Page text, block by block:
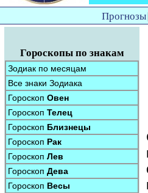
Прогнозы
Гороскопы по знакам
Зодиак по месяцам
Все знаки Зодиака
ГороскопОвен
ГороскопТелец
Гороскоп Близнецы
Гороскоп Рак
ГороскопЛев
ГороскопДева
Гороскоп Весы